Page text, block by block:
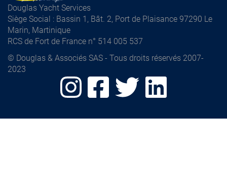
Douglas Yacht Services
Siège Social : Bassin 1, Bât. 2, Port de Plaisance 97290 Le
Marin, Martinique
RCS de Fort de France n° 514 005 537
© Douglas & Associés SAS - Tous droits réservés 2007-
2023